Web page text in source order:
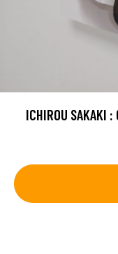
ICHIROU SAKAKI